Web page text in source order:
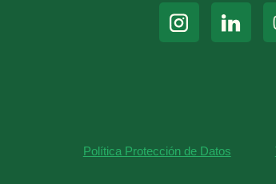
Política Protección de Datos